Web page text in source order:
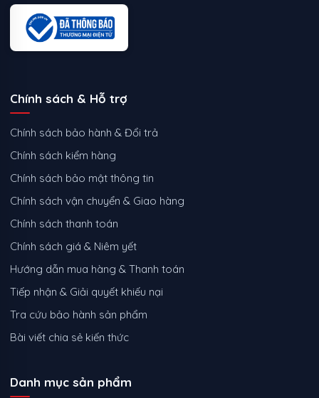
Chính sách & Hỗ trợ
Chính sách bảo hành & Đổi trả
Chính sách kiểm hàng
Chính sách bảo mật thông tin
Chính sách vận chuyển & Giao hàng
Chính sách thanh toán
Chính sách giá & Niêm yết
Hướng dẫn mua hàng & Thanh toán
Tiếp nhận & Giải quyết khiếu nại
Tra cứu bảo hành sản phẩm
Bài viết chia sẻ kiến thức
Danh mục sản phẩm